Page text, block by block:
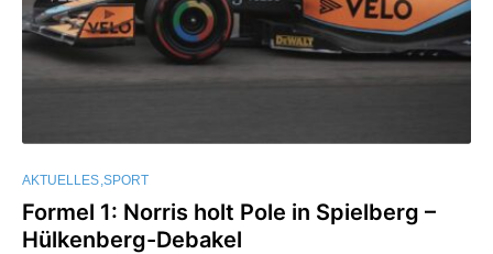
AKTUELLES SPORT
Formel 1: Norris holt Pole in Spielberg –
Hülkenberg-Debakel